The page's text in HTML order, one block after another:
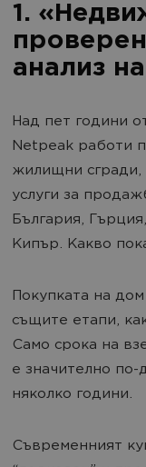
1.
анализ
Над пет години
Netpeak работи
жилищни сгради,
услуги за
България,
Кипър. Какво
Покупката на
същите етапи,
Само срока на
е значително по-
няколко години.
Съвременният